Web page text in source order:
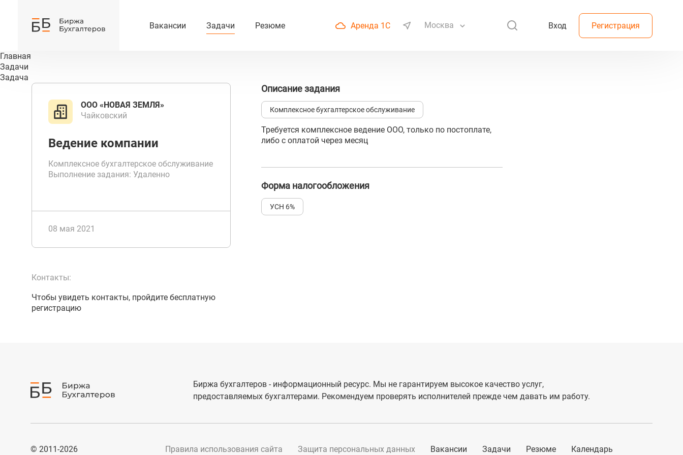
Вакансии Задачи Резюме Аренда 1С Москва Вход Регистрация
Главная
Задачи
Задача
ООО «НОВАЯ ЗЕМЛЯ»
Чайковский
Ведение компании
Комплексное бухгалтерское обслуживание
Выполнение задания: Удаленно
08 мая 2021
Контакты:
Чтобы увидеть контакты, пройдите бесплатную
регистрацию
Описание задания
Комплексное бухгалтерское обслуживание
Требуется комплексное ведение ООО, только по постоплате,
либо с оплатой через месяц
Форма налогообложения
УСН 6%
Биржа бухгалтеров - информационный ресурс. Мы не гарантируем высокое качество услуг,
предоставляемых бухгалтерами. Рекомендуем проверять исполнителей прежде чем давать им работу.
© 2011-2026 Правила использования сайта Защита персональных данных Вакансии Задачи Резюме Календарь